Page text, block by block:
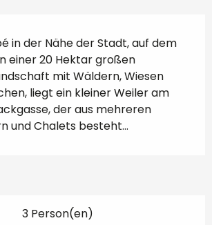
in der Nähe der Stadt, auf dem
einer 20 Hektar großen
mit Wäldern, Wiesen
liegt ein kleiner Weiler am
der aus mehreren
und Chalets besteht...
3 Person(en)